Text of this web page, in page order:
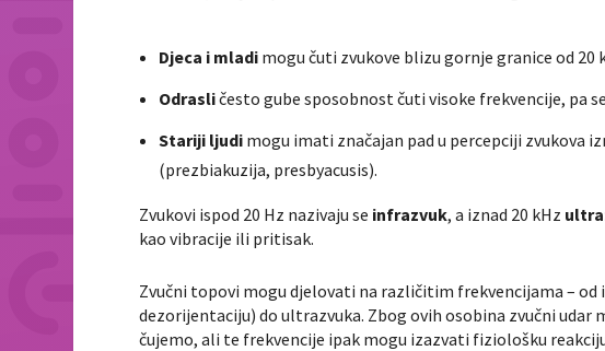
Djeca i mladi mogu čuti zvukove blizu gornje granice od 20
Odrasličesto gube sposobnost čuti visoke frekvencije, pa
Stariji ljudi mogu imati značajan pad u percepciji zvukova
(prezbiakuzija, presbyacusis).
Zvukovi ispod 20 Hz nazivaju se infrazvuk, a iznad 20 kHz
kao vibracije ili pritisak.
Zvučni topovi mogu djelovati na različitim frekvencijama –
dezorijentaciju) do ultrazvuka. Zbog ovih osobina zvučni
čujemo, ali te frekvencije ipak mogu izazvati fiziološku